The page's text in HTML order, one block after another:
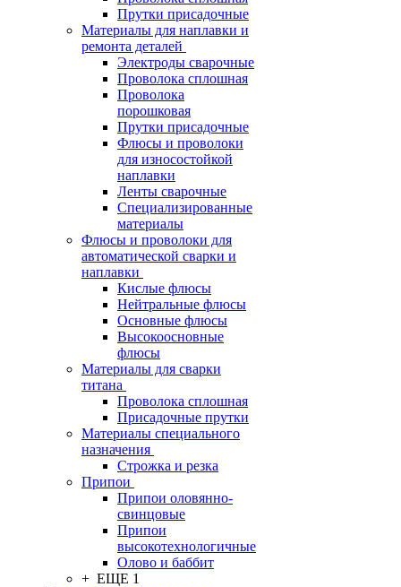
Прутки присадочные
Материалы для наплавки и
ремонта деталей
Электроды сварочные
Проволока сплошная
Проволока
порошковая
Прутки присадочные
Флюсы и проволоки
для износостойкой
наплавки
Ленты сварочные
Специализированные
материалы
Флюсы и проволоки для
автоматической сварки и
наплавки
Кислые флюсы
Нейтральные флюсы
Основные флюсы
Высокоосновные
флюсы
Материалы для сварки
титана
Проволока сплошная
Присадочные прутки
Материалы специального
назначения
Строжка и резка
Припои
Припои оловянно-
свинцовые
Припои
высокотехнологичные
Олово и баббит
+ ЕЩЕ 1